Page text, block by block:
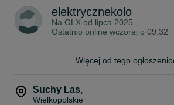
• Chwyty: FIZIK
• Waga: 10,100 kg
elektrycznekolo
Na OLX od lipca 2025
Ostatnio online wczoraj o 09:32
Więcej od tego
Suchy Las,
Wielkopolskie